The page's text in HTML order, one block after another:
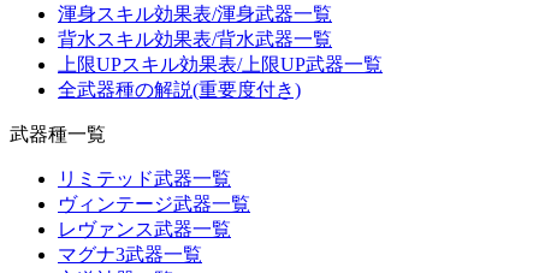
渾身スキル効果表/渾身武器一覧
背水スキル効果表/背水武器一覧
上限UPスキル効果表/上限UP武器一覧
全武器種の解説(重要度付き)
武器種一覧
リミテッド武器一覧
ヴィンテージ武器一覧
レヴァンス武器一覧
マグナ3武器一覧